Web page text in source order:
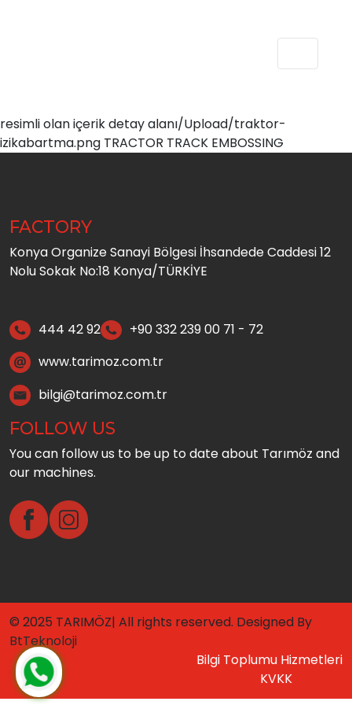
resimli olan içerik detay alanı/Upload/traktor-
izikabartma.png TRACTOR TRACK EMBOSSING
FACTORY
Konya Organize Sanayi Bölgesi İhsandede Caddesi 12
Nolu Sokak No:18 Konya/TÜRKİYE
444 42 92
+90 332 239 00 71 - 72
www.tarimoz.com.tr
bilgi@tarimoz.com.tr
FOLLOW US
You can follow us to be up to date about Tarımöz and
our machines.
© 2025 TARIMÖZ| All rights reserved. Designed By
BtTeknoloji
Bilgi Toplumu Hizmetleri
KVKK